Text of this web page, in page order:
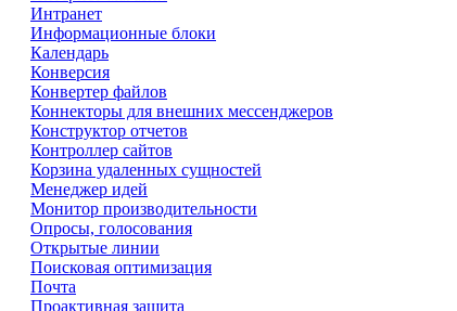
Интранет
Информационные блоки
Календарь
Конверсия
Конвертер файлов
Коннекторы для внешних мессенджеров
Конструктор отчетов
Контроллер сайтов
Корзина удаленных сущностей
Менеджер идей
Монитор производительности
Опросы, голосования
Открытые линии
Поисковая оптимизация
Почта
Проактивная защита